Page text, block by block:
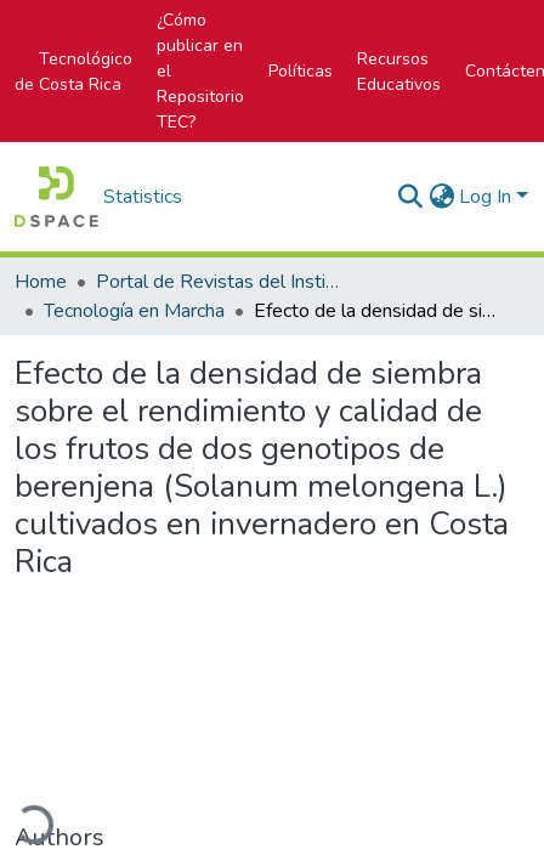
Tecnológico
de Costa Rica
¿Cómo
publicar en
el
Repositorio
TEC?
Políticas
Recursos
Educativos
Statistics Log In
Home
Portal de Revistas del Instituto Tecnológico de Costa Rica
Tecnología en Marcha
Efecto de la densidad de siembra sobre el rendimiento y calidad de los frutos de dos genotipos de berenjena (Solanum melongena L.) cultivados en invernadero en Costa Rica
Efecto de la densidad de siembra
sobre el rendimiento y calidad de
los frutos de dos genotipos de
berenjena (Solanum melongena L.)
cultivados en invernadero en Costa
Rica
Authors